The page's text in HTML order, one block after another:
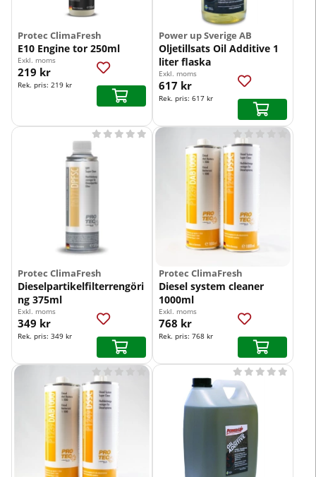
Protec ClimaFresh
E10 Engine tor 250ml
Exkl. moms
219 kr
Rek. pris: 219 kr
Power up Sverige AB
Oljetillsats Oil Additive 1
liter flaska
Exkl. moms
617 kr
Rek. pris: 617 kr
Protec ClimaFresh
Dieselpartikelfilterrengöri
ng 375ml
    
Exkl. moms
349 kr
Rek. pris: 349 kr
Protec ClimaFresh
Diesel system cleaner
1000ml

Exkl. moms
768 kr
Rek. pris: 768 kr
     